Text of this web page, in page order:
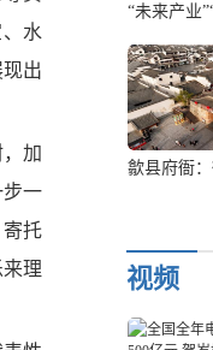
水
出
加
一
托
理
小孩哥/小孩姐”入选
一组海报，感知三晋
向新而生 年轻人爱上“沉浸游
视频